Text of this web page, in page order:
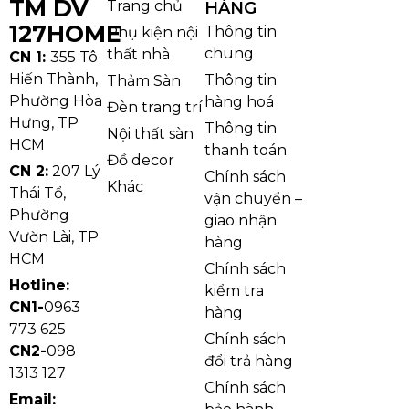
Ảnh thật Đèn Bàn DB38
Phần thân đèn phù hợp với chất liệu kim loại hoàn
thiện sơn đen mờ kết hợp chi tiết ánh vàng ở chao và
chân đế. Cách phối chất liệu này giúp sản phẩm vừa
cứng cáp, vừa có điểm nhấn sang hơn so với các mẫu
đèn bàn cơ bản. Chao kim loại cũng giúp gom sáng
tốt, hỗ trợ hiệu quả cho các hoạt động cần tập trung
như đọc tài liệu, viết tay hoặc làm việc với máy tính.
TM DV
127HOME
CN 1: 355 Tô
Hiến Thành,
Phường Hòa
Hưng, TP
HCM
CN 2: 207 Lý
Thái Tổ,
Phường
Vườn Lài, TP
HCM
Hotline:
CN1-0963
773 625
CN2-098
1313 127
Email:
Trang chủ
Phụ kiện nội
thất nhà
Thảm Sàn
Đèn trang trí
Nội thất sàn
Đồ decor
Khác
HÀNG
Thông tin
chung
Thông tin
hàng hoá
Thông tin
thanh toán
Chính sách
vận chuyển –
giao nhận
hàng
Chính sách
kiểm tra
hàng
Chính sách
đổi trả hàng
Chính sách